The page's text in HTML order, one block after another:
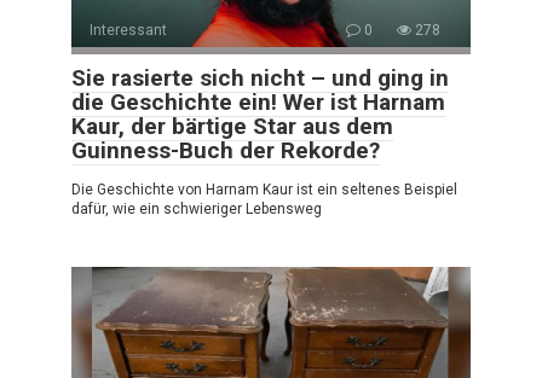
Interessant 0 278
Sie rasierte sich nicht – und ging in
die Geschichte ein! Wer ist Harnam
Kaur, der bärtige Star aus dem
Guinness-Buch der Rekorde?
Die Geschichte von Harnam Kaur ist ein seltenes Beispiel
dafür, wie ein schwieriger Lebensweg